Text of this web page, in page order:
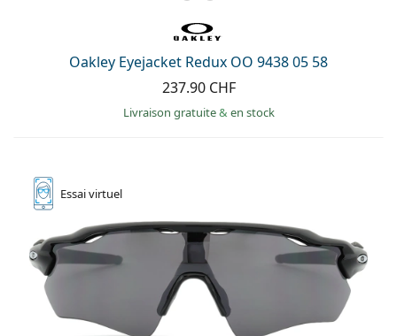
Oakley Eyejacket Redux OO 9438 05 58
237.90 CHF
Livraison gratuite& en stock
Essaivirtuel